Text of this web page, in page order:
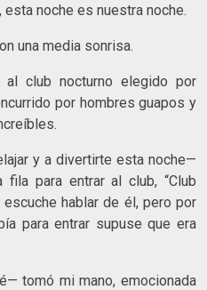
noche es nuestra noche.
una media sonrisa.
club nocturno elegido por
por hombres guapos y
y a divertirte esta noche—
fila para entrar al club, “Club
escuche hablar de él, pero por
para entrar supuse que era
tomó mi mano, emocionada